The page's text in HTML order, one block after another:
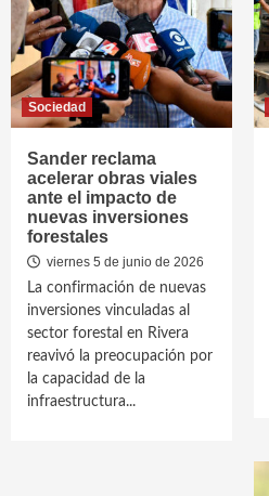
Sociedad
Sander reclama
acelerar obras viales
ante el impacto de
nuevas inversiones
forestales
viernes 5 de junio de 2026
La confirmación de nuevas
inversiones vinculadas al
sector forestal en Rivera
reavivó la preocupación por
la capacidad de la
infraestructura...